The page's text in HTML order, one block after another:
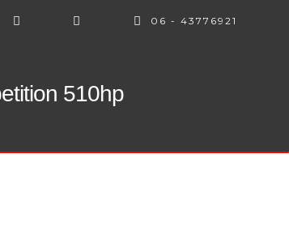
06 - 43776921
510hp